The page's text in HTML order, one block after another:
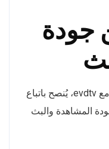
جودة
للحصول على أفضل تجربة مشاهدة مع evdtv، يُنصح باتباع
المشاهدة والبث